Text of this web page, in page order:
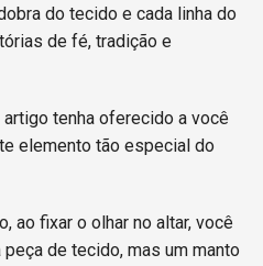
do tecido e cada linha do
de fé, tradição e
tenha oferecido a você
elemento tão especial do
ao fixar o olhar no altar, você
de tecido, mas um manto